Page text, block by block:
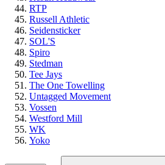
RTP
Russell Athletic
Seidensticker
SOL'S
Spiro
Stedman
Tee Jays
The One Towelling
Untagged Movement
Vossen
Westford Mill
WK
Yoko